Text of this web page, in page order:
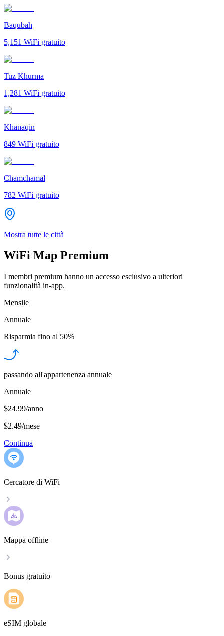
Baqubah
5,151 WiFi gratuito
Tuz Khurma
1,281 WiFi gratuito
Khanaqin
849 WiFi gratuito
Chamchamal
782 WiFi gratuito
Mostra tutte le città
WiFi Map Premium
I membri premium hanno un accesso esclusivo a ulteriori
funzionalità in-app.
Mensile
Annuale
Risparmia fino al 50%
passando all'appartenenza annuale
Annuale
$24.99/anno
$2.49/mese
Continua
Cercatore di WiFi
Mappa offline
Bonus gratuito
eSIM globale